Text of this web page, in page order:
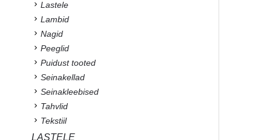
Lastele
Lambid
Nagid
Peeglid
Puidust tooted
Seinakellad
Seinakleebised
Tahvlid
Tekstiil
LASTELE